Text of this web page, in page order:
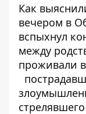
Как
вечером в
вспыхнул
между
проживали